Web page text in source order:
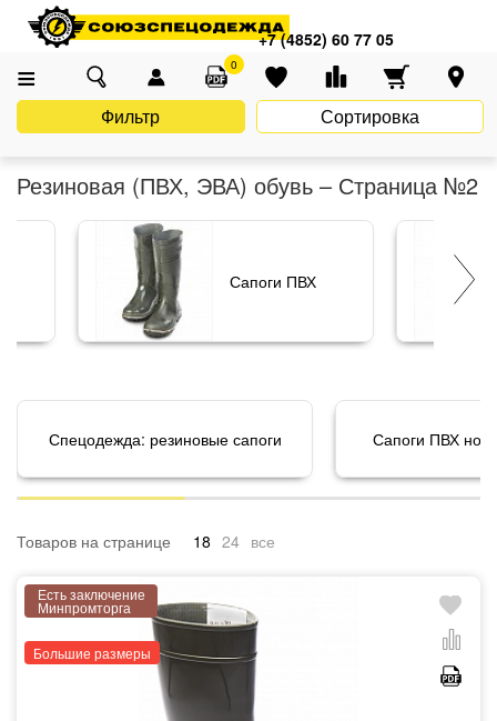
+7 (4852) 60 77 05
0
Главная Каталог Спецобувь Резиновая (ПВХ, ЭВА) обувь
Резиновая (ПВХ, ЭВА) обувь – Страница №2
Сапоги ПВХ
Спецодежда: резиновые сапоги Сапоги ПВХ
Фильтр Сортировка
Товаров на странице 18 24 все
Есть заключение
Минпромторга
Большие размеры